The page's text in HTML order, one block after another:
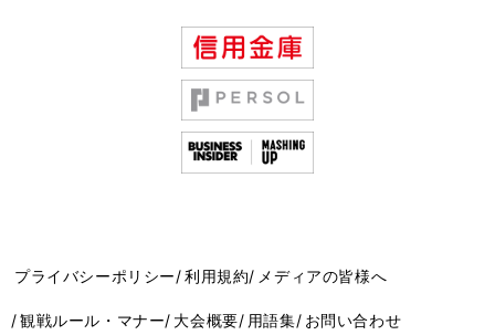
プライバシーポリシー 利用規約 メディアの皆様へ
観戦ルール・マナー 大会概要 用語集 お問い合わせ